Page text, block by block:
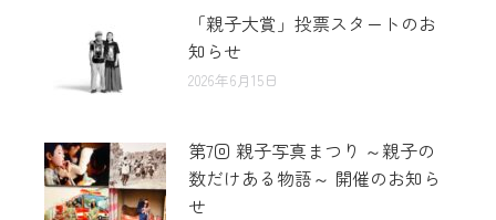
「親子大賞」投票スタートのお
知らせ
2026年6月15日
第7回 親子写真まつり ～親子の
数だけある物語～ 開催のお知ら
せ